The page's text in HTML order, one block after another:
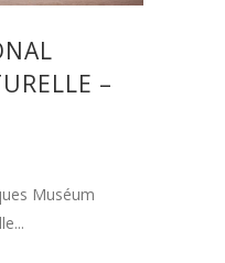
–
Muséum